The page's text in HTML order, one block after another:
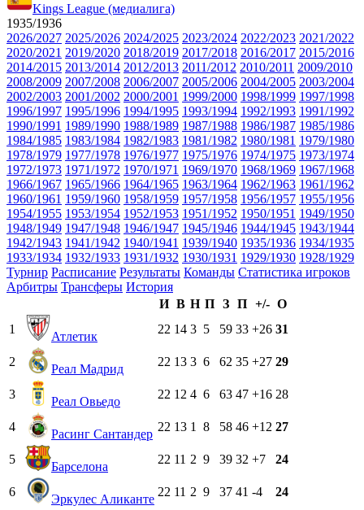
Kings League (медиалига)
1935/1936
2026/2027 2025/2026 2024/2025 2023/2024 2022/2023 2021/2022
2020/2021 2019/2020 2018/2019 2017/2018 2016/2017 2015/2016
2014/2015 2013/2014 2012/2013 2011/2012 2010/2011 2009/2010
2008/2009 2007/2008 2006/2007 2005/2006 2004/2005 2003/2004
2002/2003 2001/2002 2000/2001 1999/2000 1998/1999 1997/1998
1996/1997 1995/1996 1994/1995 1993/1994 1992/1993 1991/1992
1990/1991 1989/1990 1988/1989 1987/1988 1986/1987 1985/1986
1984/1985 1983/1984 1982/1983 1981/1982 1980/1981 1979/1980
1978/1979 1977/1978 1976/1977 1975/1976 1974/1975 1973/1974
1972/1973 1971/1972 1970/1971 1969/1970 1968/1969 1967/1968
1966/1967 1965/1966 1964/1965 1963/1964 1962/1963 1961/1962
1960/1961 1959/1960 1958/1959 1957/1958 1956/1957 1955/1956
1954/1955 1953/1954 1952/1953 1951/1952 1950/1951 1949/1950
1948/1949 1947/1948 1946/1947 1945/1946 1944/1945 1943/1944
1942/1943 1941/1942 1940/1941 1939/1940 1935/1936 1934/1935
1933/1934 1932/1933 1931/1932 1930/1931 1929/1930 1928/1929
Турнир Расписание Результаты Команды Статистика игроков
Арбитры Трансферы История
И В Н П З П +/- О
1
Атлетик
22 14 3 5 59 33 +26 31
2
Реал Мадрид
22 13 3 6 62 35 +27 29
3
Реал Овьедо
22 12 4 6 63 47 +16 28
4
Расинг Сантандер
22 13 1 8 58 46 +12 27
5
Барселона
22 11 2 9 39 32 +7 24
6
Эркулес Аликанте
22 11 2 9 37 41 -4 24